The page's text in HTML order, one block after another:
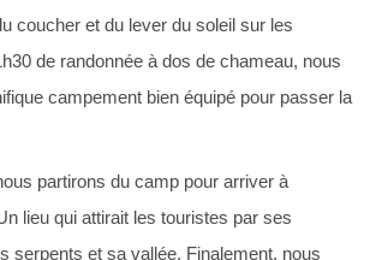
coucher et du lever du soleil sur les
de randonnée à dos de chameau, nous
campement bien équipé pour passer la
partirons du camp pour arriver à
lieu qui attirait les touristes par ses
serpents et sa vallée. Finalement, nous